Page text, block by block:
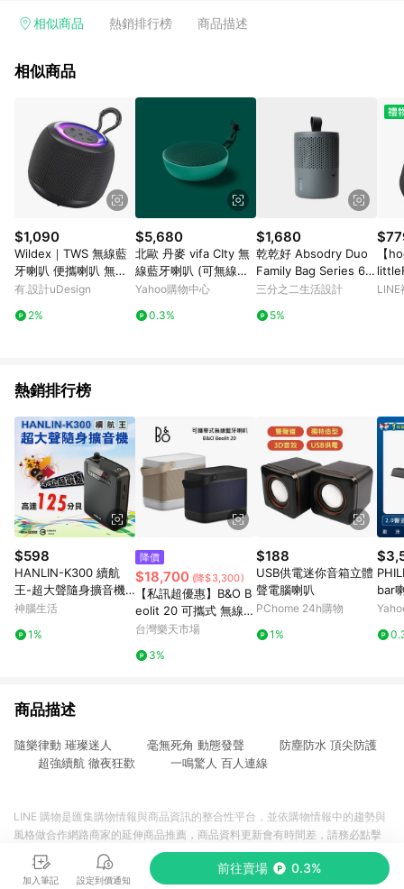
電玩/遊戲/相機/單眼/鏡頭/拍立得 [2024/6/1起適用] -內接硬
的購回饋活動享Yahoo超贈點回饋者 - 購物中心商店之商品：商
3. 訂單回饋金額將扣除運費/購物金/超贈點/福利金/紅利折抵/折
價券等虛擬貨幣折抵 4. 大宗採購或批發轉賣不具回饋資格： 如
有相關事證認定您為大宗採購、批發轉賣而非最終消費使用者，
相關認定以Yahoo購物中心之認定為準
相似商品 熱銷排行榜 商品描述
相似商品
$1,090
Wildex｜TWS 無線藍
牙喇叭 便攜喇叭 無線
喇叭 派對喇叭 可串聯
有.設計uDesign
2%
$5,680
北歐 丹麥 vifa CIty 無
線藍牙喇叭 (可無線串
聯)
Yahoo購物中心
0.3%
$1,680
乾乾好 Absodry Duo
Family Bag Series 6
（單機）沈穩灰
三分之二生活設計
5%
【
箱-
LINE
熱銷排行榜
$598
HANLIN-K300 續航
王-超大聲隨身擴音機
(最高達125分貝)
神腦生活
1%
降價
$18,700 (降$3,300)
【私訊超優惠】B&O B
eolit 20 可攜式 無線
藍牙喇叭(有兩色) LIT2
台灣樂天市場
3%
$188
USB供電迷你音箱立體
聲電腦喇叭
PChome 24h購物
1%
bar
商品描述
隨樂律動 璀璨迷人 毫無死角 動態發聲 防塵防水 頂尖防護
超強續航 徹夜狂歡 一鳴驚人 百人連線
加入筆記 設定到價通知
前往賣場 0.3%
LINE 購物是匯集購物情報與商品資訊的整合性平台，並依購物情報中的趨勢與
風格做合作網路商家的延伸商品推薦，商品資料更新會有時間差，請務必點擊
商品至各合作網路商家，確認現售價與購物條件，一切資訊以合作廠商網頁為
準。